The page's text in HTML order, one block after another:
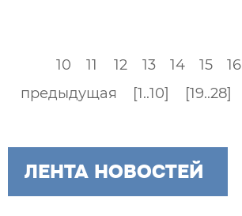
предыдущая [1..10]
10 11 12 13 14 15 16
[19..28]
ЛЕНТА НОВОСТЕЙ